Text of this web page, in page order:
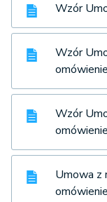
Wzór
Wzór
Wzór
Umowa z